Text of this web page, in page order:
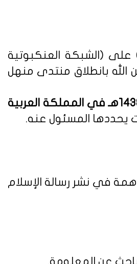
(الشبكة العنكبوتية
الله بانطلاق منتدى منهل
لوائح وأنظمة اللائحة التنفيذية للنشر الإلكتروني 1438هـ في المملكة العربية
يحددها المسئول عنه.
في نشر رسالة الإسلام